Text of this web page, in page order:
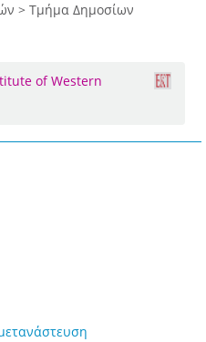
> Τμήμα Δημοσίων
of Western